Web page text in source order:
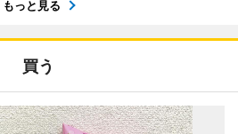
もっと見る
買う